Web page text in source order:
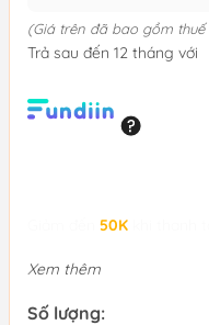
(Giá trên đã bao gồm thuế
Trả sau đến 12 tháng với
50K
Xem thêm
Số lượng: